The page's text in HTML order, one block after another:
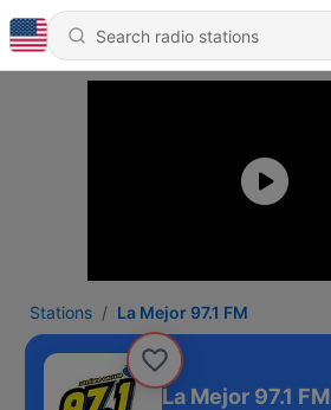
Stations La Mejor 97.1 FM
La Mejor 97.1 FM